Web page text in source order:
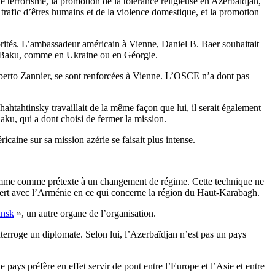
d’êtres humains et de la violence domestique, et la promotion
L’ambassadeur américain à Vienne, Daniel B. Baer souhaitait
comme en Ukraine ou en Géorgie.
Zannier, se sont renforcées à Vienne. L’OSCE n’a dont pas
travaillait de la même façon que lui, il serait également
qui a dont choisi de fermer la mission.
sur sa mission azérie se faisait plus intense.
comme prétexte à un changement de régime. Cette technique ne
avec l’Arménie en ce qui concerne la région du Haut-Karabagh.
», un autre organe de l’organisation.
un diplomate. Selon lui, l’Azerbaïdjan n’est pas un pays
préfère en effet servir de pont entre l’Europe et l’Asie et entre